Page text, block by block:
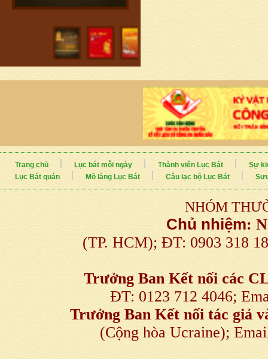
Trang chủ Lục bát mỗi ngày Thành viên Lục Bát
Sự
Lục Bát quán
Mõ làng Lục Bát Câu lạc bộ Lục Bát
NHÓM
Chủ nhiệm:
(TP. HCM); ĐT: 0903 318
Trưởng Ban Kết nối các
ĐT: 0123 712 4046;
Trưởng Ban Kết nối tác giả
(Cộng hòa Ucraine);